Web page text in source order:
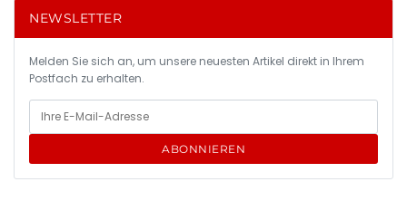
NEWSLETTER
Melden Sie sich an, um unsere neuesten Artikel direkt in Ihrem
Postfach zu erhalten.
ABONNIEREN